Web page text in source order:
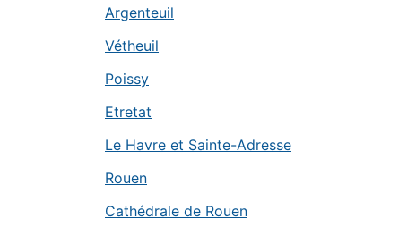
Argenteuil
Vétheuil
Poissy
Etretat
Le Havre et Sainte-Adresse
Rouen
Cathédrale de Rouen